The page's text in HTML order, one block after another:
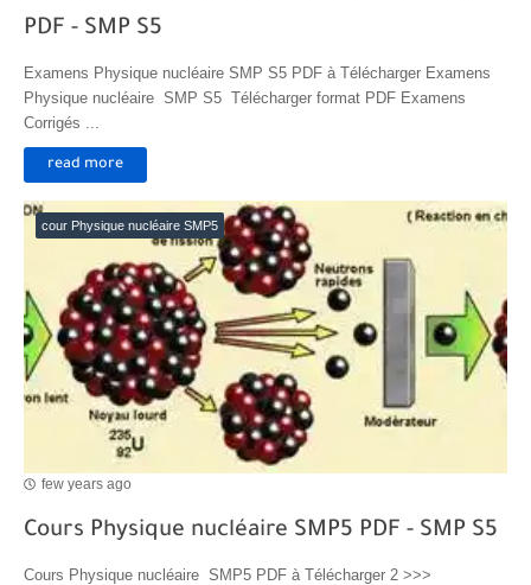
PDF - SMP S5
Examens Physique nucléaire SMP S5 PDF à Télécharger Examens
Physique nucléaire SMP S5 Télécharger format PDF Examens
Corrigés ...
read more
cour Physique nucléaire SMP5
few years ago
Cours Physique nucléaire SMP5 PDF - SMP S5
Cours Physique nucléaire SMP5 PDF à Télécharger 2 >>>